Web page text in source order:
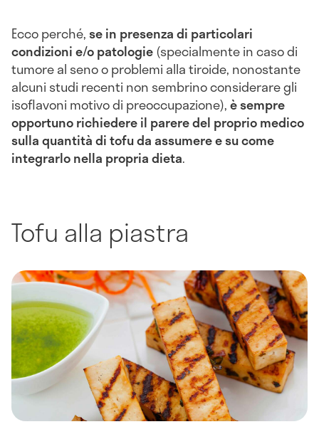
Ecco perché,se in presenza di particolari
condizioni e/o patologie(specialmente in caso di
tumore al seno o problemi alla tiroide, nonostante
alcuni studi recenti non sembrino considerare gli
isoflavoni motivo di preoccupazione),è sempre
opportuno richiedere il parere del proprio medico
sulla quantità di tofu da assumere e su come
integrarlo nella propria dieta.
Tofu alla piastra